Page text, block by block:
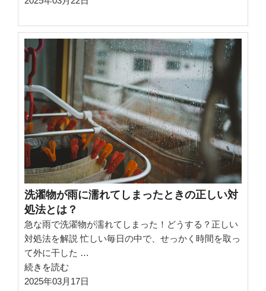
何
の
対
を
洗
濯
物
か
ら！
モ
ー
ニ
ン
グ
ア
タ
ッ
ク
を
防
洗濯物が雨に濡れてしまったときの正しい対
処法とは？
急な雨で洗濯物が濡れてしまった！どうする？正しい
対処法を解説 忙しい毎日の中で、せっかく時間を取っ
て外に干した …
“洗
濯
続きを読む
2025年03月17日